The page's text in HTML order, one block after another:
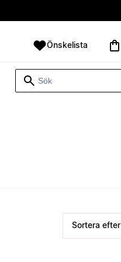
Önskelista
Sortera efter